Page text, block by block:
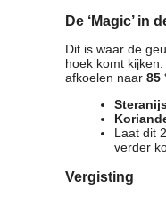
De ‘Magic’ in
Dit is waar de
hoek komt
afkoelen naar 85
Laat dit
verder
Vergisting